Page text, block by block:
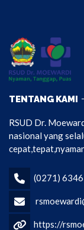
TENTANG KAMI
RSUD Dr.
nasional yang
(0271)
https://